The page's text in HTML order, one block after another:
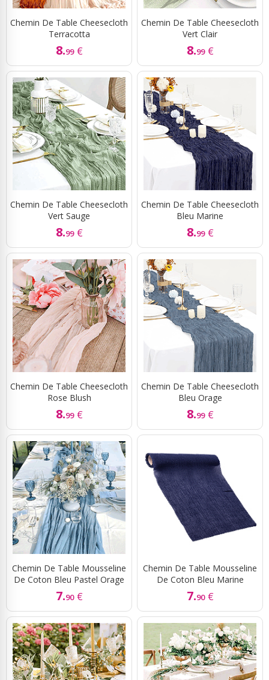
Chemin De Table Cheesecloth
Terracotta
8.99 €
Chemin De Table Cheesecloth
Vert Clair
8.99 €
Chemin De Table Cheesecloth
Vert Sauge
8.99 €
Chemin De Table Cheesecloth
Bleu Marine
8.99 €
Chemin De Table Cheesecloth
Rose Blush
8.99 €
Chemin De Table Cheesecloth
Bleu Orage
8.99 €
Chemin De Table Mousseline
De Coton Bleu Pastel Orage
7.90 €
Chemin De Table Mousseline
De Coton Bleu Marine
7.90 €